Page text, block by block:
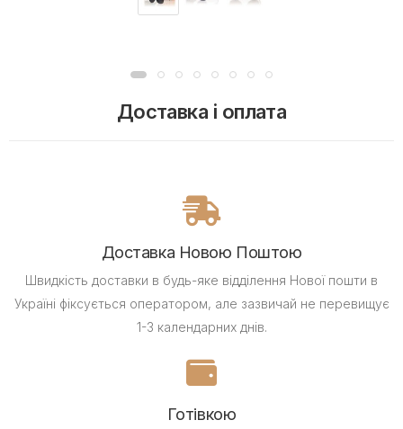
Доставка і оплата
Доставка Новою Поштою
Швидкість доставки в будь-яке відділення Нової пошти в
Україні фіксується оператором, але зазвичай не перевищує
1-3 календарних днів.
Готівкою